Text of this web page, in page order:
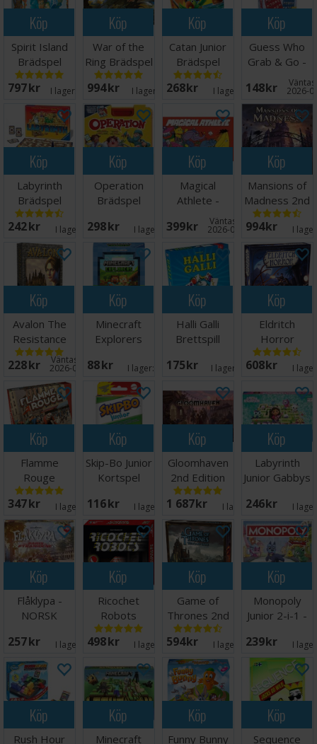
Köp
Spirit Island
Brädspel
797 SEK I lager: 20+
Köp
War of the
Ring Brädspel
994 SEK I lager: 11
Köp
Catan Junior
Brädspel
268 SEK I lager:
Köp
Guess Who
Grab & Go -
Reseutgåva
148 SEK 2026-
Köp
Labyrinth
Brädspel
242 SEK I lager: 5
Köp
Operation
Brädspel
298 SEK I lager: 5
Köp
Magical
Athlete -
NORSK
399 SEK Väntas in:
2026-09-30
Köp
Mansions of
Madness 2nd
Edition
994 SEK I
Köp
Avalon The
Resistance
Kortspel
228 SEK Väntas in:
2026-08-15
Köp
Minecraft
Explorers
88 SEK I lager:
Köp
Halli Galli
Brettspill
175 SEK I lager: 13
Köp
Eldritch
Horror
Brädspel
608 SEK I
Köp
Flamme
Rouge
Brädspel
347 SEK I lager:
Köp
Skip-Bo Junior
Kortspel
116 SEK I lager:
Köp
Gloomhaven
2nd Edition
Brädspel
1 687 SEK I lager:6
Köp
Labyrinth
Junior Gabbys
246 SEK I
Köp
Flåklypa -
NORSK
257 SEK I lager: 7
Köp
Ricochet
Robots
Brädspel
498 SEK I lager: 8
Köp
Game of
Thrones 2nd
edition
Brädspel
594 SEK I lager: 5
Köp
Monopoly
Junior 2-i-1 -
239 SEK I
Köp
Rush Hour
Köp
Minecraft
Köp
Funny Bunny
Köp
Sequence